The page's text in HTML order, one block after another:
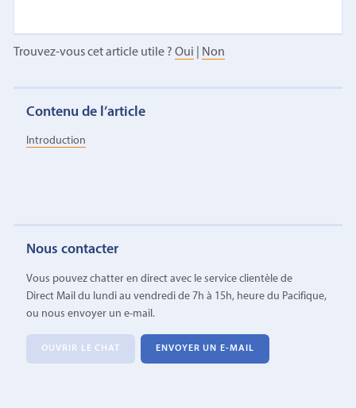
Trouvez-vous cet article utile ? Oui Non
Contenu de l’article
Introduction
Nous contacter
Vous pouvez chatter en direct avec le service clientèle de
Direct Mail du lundi au vendredi de 7h à 15h, heure du Pacifique,
ou nous envoyer un e-mail.
OUVRIR LE CHAT ENVOYER UN E-MAIL